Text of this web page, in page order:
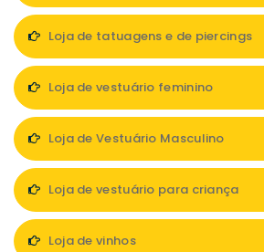
Loja de tatuagens e de piercings
Loja de vestuário feminino
Loja de Vestuário Masculino
Loja de vestuário para criança
Loja de vinhos